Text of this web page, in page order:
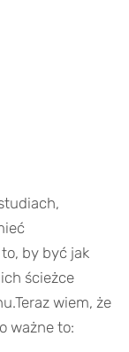
by być jak
ścieżce
wiem, że
ważne to: